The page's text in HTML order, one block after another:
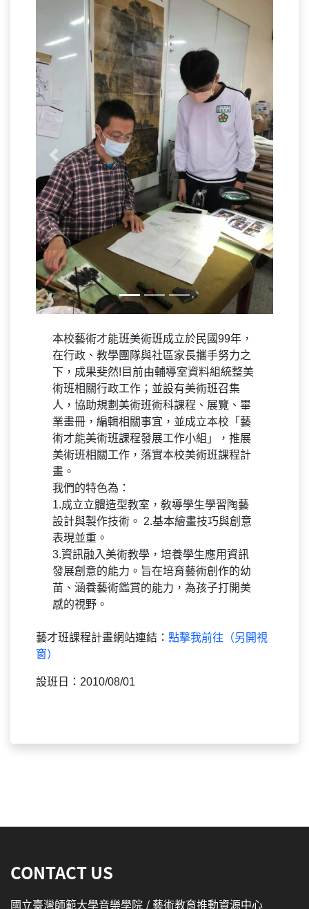
Previous Next
本校藝術才能班美術班成立於民國99年，
在行政、教學團隊與社區家長攜手努力之
下，成果斐然!目前由輔導室資料組統整美
術班相關行政工作；並設有美術班召集
人，協助規劃美術班術科課程、展覽、畢
業畫冊，編輯相關事宜，並成立本校「藝
術才能美術班課程發展工作小組」，推展
美術班相關工作，落實本校美術班課程計
畫。
我們的特色為：
1.成立立體造型教室，敎導學生學習陶藝
設計與製作技術。 2.基本繪畫技巧與創意
表現並重。
3.資訊融入美術教學，培養學生應用資訊
發展創意的能力。旨在培育藝術創作的幼
苗、涵養藝術鑑賞的能力，為孩子打開美
感的視野。
藝才班課程計畫網站連結： 點擊我前往（另開視
窗）
設班日：2010/08/01
CONTACT US
國立臺灣師範大學音樂學院 / 藝術教育推動資源中心